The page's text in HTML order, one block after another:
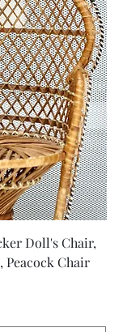
Doll's Chair,
Peacock Chair